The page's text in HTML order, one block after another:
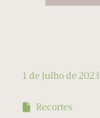
1 de Julho de 2023
Recortes